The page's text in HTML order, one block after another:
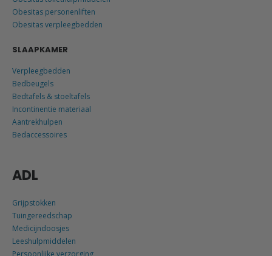
Obesitas personenliften
Obesitas verpleegbedden
SLAAPKAMER
Verpleegbedden
Bedbeugels
Bedtafels & stoeltafels
Incontinentie materiaal
Aantrekhulpen
Bedaccessoires
ADL
Grijpstokken
Tuingereedschap
Medicijndoosjes
Leeshulpmiddelen
Persoonlijke verzorging